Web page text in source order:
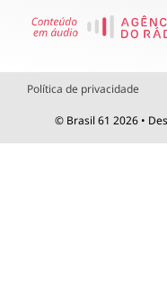
Política de privacidade
© Brasil 61 2026 •